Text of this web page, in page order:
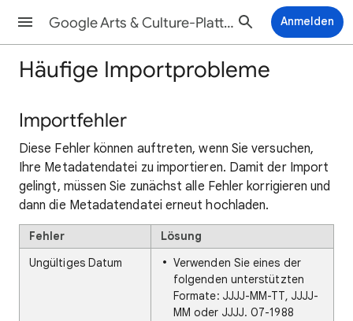
Google Arts & Culture-Plattform-Hilfe Anmelden
Häufige Importprobleme
Importfehler
Diese Fehler können auftreten, wenn Sie versuchen,
Ihre Metadatendatei zu importieren. Damit der Import
gelingt, müssen Sie zunächst alle Fehler korrigieren und
dann die Metadatendatei erneut hochladen.
Fehler
Lösung
Ungültiges Datum
Verwenden Sie eines der
folgenden unterstützten
Formate: JJJJ-MM-TT, JJJJ-
MM oder JJJJ. 07-1988